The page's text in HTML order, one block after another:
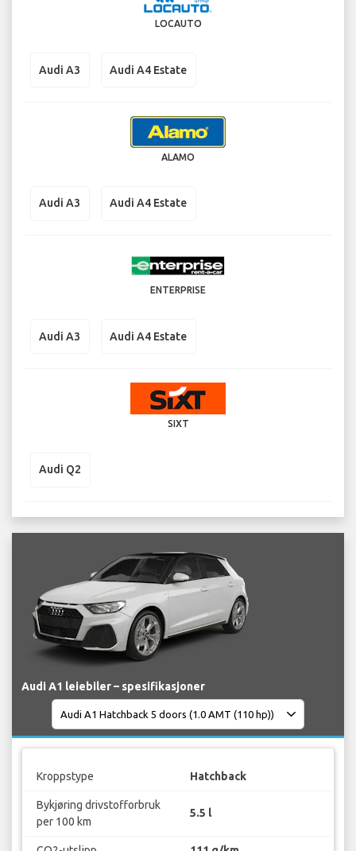
LOCAUTO
Audi A3 Audi A4 Estate
ALAMO
Audi A3 Audi A4 Estate
ENTERPRISE
Audi A3 Audi A4 Estate
SIXT
Audi Q2
Audi A1 leiebiler – spesifikasjoner
Kroppstype Hatchback
Bykjøring drivstofforbruk
per 100 km
5.5 l